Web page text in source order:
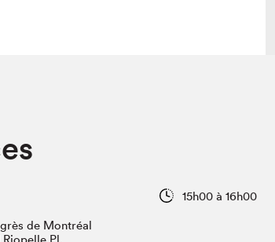
Vidéos et balados15h00 à 16h00
de Montréal